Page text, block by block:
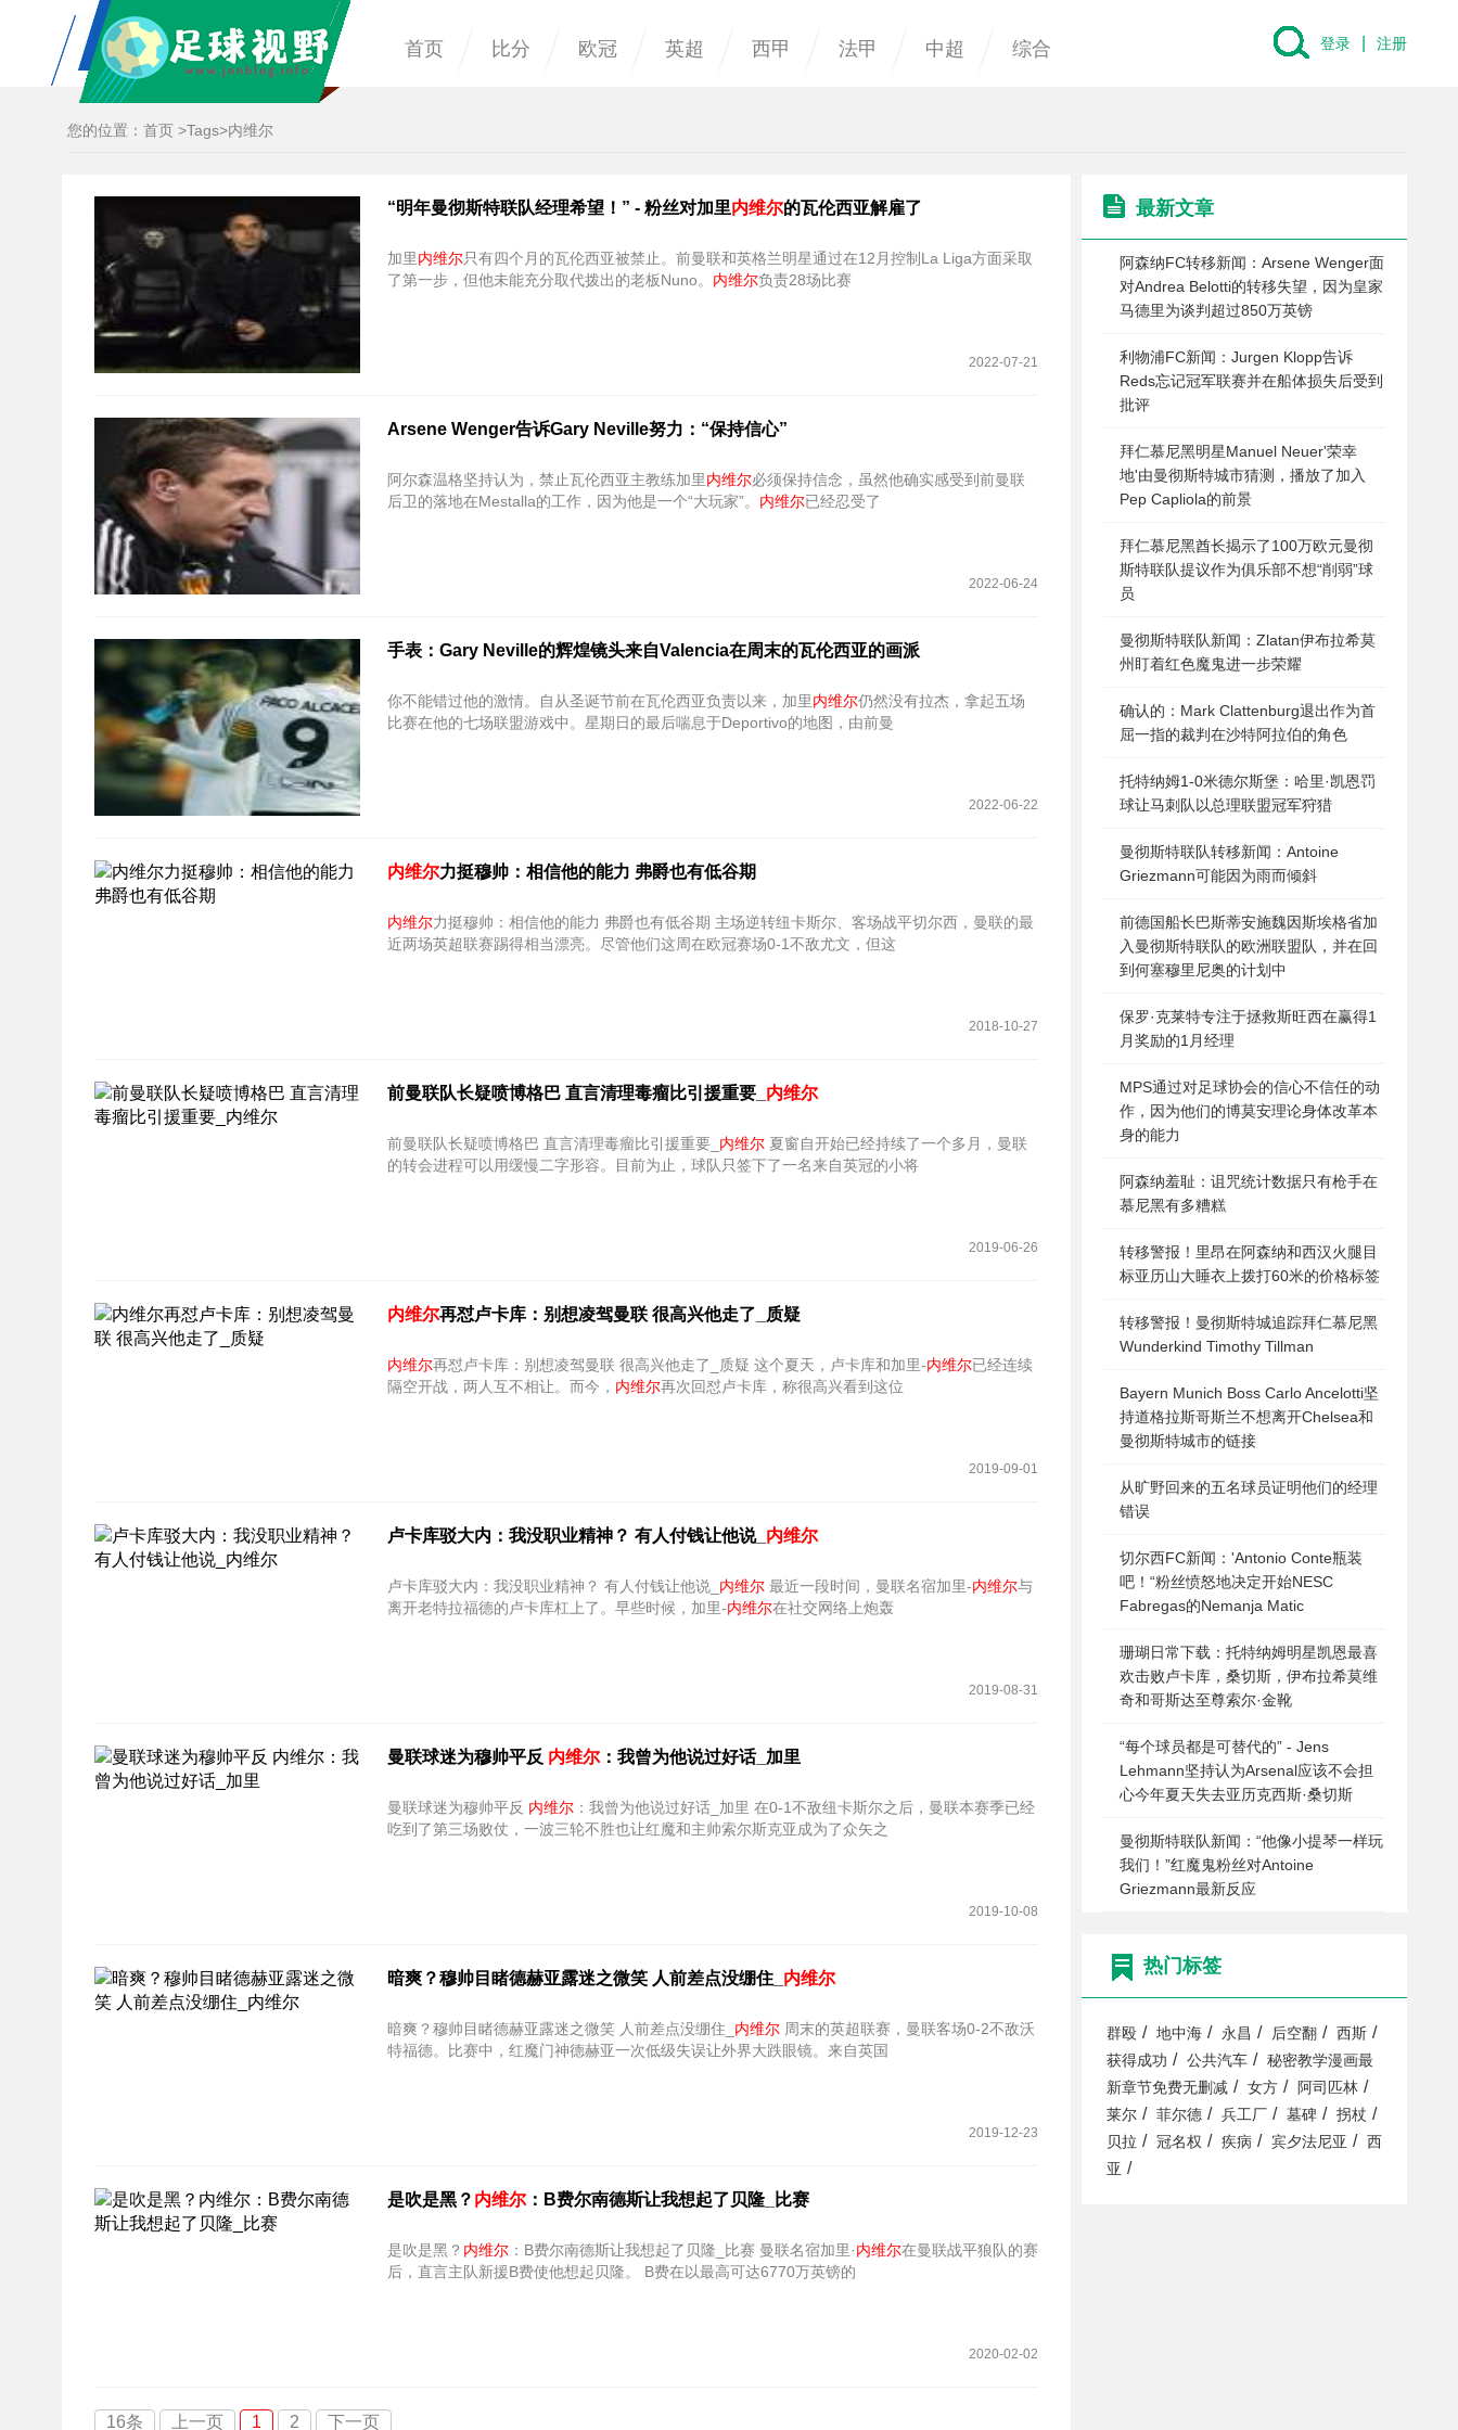
首页 比分 欧冠 英超 西甲 法甲 中超 综合 登录 注册
您的位置： 首页 >Tags>内维尔
“明年曼彻斯特联队经理希望！” - 粉丝对加里内维尔的瓦伦西亚解雇了
加里内维尔只有四个月的瓦伦西亚被禁止。前曼联和英格兰明星通过在12月控制La Liga方面采取
了第一步，但他未能充分取代拨出的老板Nuno。 内维尔负责28场比赛
2022-07-21
Arsene Wenger告诉Gary Neville努力：“保持信心”
阿尔森温格坚持认为，禁止瓦伦西亚主教练加里内维尔必须保持信念，虽然他确实感受到前曼联
后卫的落地在Mestalla的工作，因为他是一个“大玩家”。 内维尔已经忍受了
2022-06-24
手表：Gary Neville的辉煌镜头来自Valencia在周末的瓦伦西亚的画派
你不能错过他的激情。自从圣诞节前在瓦伦西亚负责以来，加里内维尔仍然没有拉杰，拿起五场
比赛在他的七场联盟游戏中。星期日的最后喘息于Deportivo的地图，由前曼
2022-06-22
内维尔力挺穆帅：相信他的能力 弗爵也有低谷期
内维尔力挺穆帅：相信他的能力 弗爵也有低谷期 主场逆转纽卡斯尔、客场战平切尔西，曼联的最
近两场英超联赛踢得相当漂亮。尽管他们这周在欧冠赛场0-1不敌尤文，但这
2018-10-27
前曼联队长疑喷博格巴 直言清理毒瘤比引援重要_ 内维尔
前曼联队长疑喷博格巴 直言清理毒瘤比引援重要_ 内维尔
的转会进程可以用缓慢二字形容。目前为止，球队只签下了一名来自英冠的小将
2019-06-26
内维尔再怼卢卡库：别想凌驾曼联 很高兴他走了_质疑
内维尔 再怼卢卡库：别想凌驾曼联 很高兴他走了_质疑 这个夏天，卢卡库和加里-内维尔已经连续
隔空开战，两人互不相让。而今， 内维尔再次回怼卢卡库，称很高兴看到这位
2019-09-01
卢卡库驳大内：我没职业精神？ 有人付钱让他说_ 内维尔
卢卡库驳大内：我没职业精神？ 有人付钱让他说_ 内维尔 最近一段时间，曼联名宿加里-内维尔与
离开老特拉福德的卢卡库杠上了。早些时候，加里-内维尔在社交网络上炮轰
2019-08-31
曼联球迷为穆帅平反 内维尔 ：我曾为他说过好话_加里
曼联球迷为穆帅平反 内维尔 ：我曾为他说过好话_加里 在0-1不敌纽卡斯尔之后，曼联本赛季已经
吃到了第三场败仗，一波三轮不胜也让红魔和主帅索尔斯克亚成为了众矢之
2019-10-08
暗爽？穆帅目睹德赫亚露迷之微笑 人前差点没绷住_ 内维尔
暗爽？穆帅目睹德赫亚露迷之微笑 人前差点没绷住_ 内维尔
特福德。比赛中，红魔门神德赫亚一次低级失误让外界大跌眼镜。来自英国
2019-12-23
是吹是黑？ 内维尔 ：B费尔南德斯让我想起了贝隆_比赛
是吹是黑？ 内维尔 ：B费尔南德斯让我想起了贝隆_比赛 曼联名宿加里·内维尔在曼联战平狼队的赛
后，直言主队新援B费使他想起贝隆。 B费在以最高可达6770万英镑的
2020-02-02
16条 上一页 1 2 下一页
最新文章
阿森纳FC转移新闻：Arsene Wenger面
对Andrea Belotti的转移失望，因为皇家
马德里为谈判超过850万英镑
利物浦FC新闻：Jurgen Klopp告诉
Reds忘记冠军联赛并在船体损失后受到
批评
拜仁慕尼黑明星Manuel Neuer'荣幸
地'由曼彻斯特城市猜测，播放了加入
Pep Capliola的前景
拜仁慕尼黑酋长揭示了100万欧元曼彻
斯特联队提议作为俱乐部不想“削弱”球
员
曼彻斯特联队新闻：Zlatan伊布拉希莫
州盯着红色魔鬼进一步荣耀
确认的：Mark Clattenburg退出作为首
屈一指的裁判在沙特阿拉伯的角色
托特纳姆1-0米德尔斯堡：哈里·凯恩罚
球让马刺队以总理联盟冠军狩猎
曼彻斯特联队转移新闻：Antoine
Griezmann可能因为雨而倾斜
前德国船长巴斯蒂安施魏因斯埃格省加
入曼彻斯特联队的欧洲联盟队，并在回
到何塞穆里尼奥的计划中
保罗·克莱特专注于拯救斯旺西在赢得1
月奖励的1月经理
MPS通过对足球协会的信心不信任的动
作，因为他们的博莫安理论身体改革本
身的能力
阿森纳羞耻：诅咒统计数据只有枪手在
慕尼黑有多糟糕
转移警报！里昂在阿森纳和西汉火腿目
标亚历山大睡衣上拨打60米的价格标签
转移警报！曼彻斯特城追踪拜仁慕尼黑
Wunderkind Timothy Tillman
Bayern Munich Boss Carlo Ancelotti坚
持道格拉斯哥斯兰不想离开Chelsea和
曼彻斯特城市的链接
从旷野回来的五名球员证明他们的经理
错误
切尔西FC新闻：'Antonio Conte瓶装
吧！“粉丝愤怒地决定开始NESC
Fabregas的Nemanja Matic
珊瑚日常下载：托特纳姆明星凯恩最喜
欢击败卢卡库，桑切斯，伊布拉希莫维
奇和哥斯达至尊索尔·金靴
“每个球员都是可替代的” - Jens
Lehmann坚持认为Arsenal应该不会担
心今年夏天失去亚历克西斯·桑切斯
曼彻斯特联队新闻：“他像小提琴一样玩
我们！”红魔鬼粉丝对Antoine
Griezmann最新反应
热门标签
群殴 / 地中海 / 永昌 / 后空翻 / 西斯 /
获得成功 / 公共汽车 /
秘密教学漫画最
新章节免费无删减 / 女方 / 阿司匹林 /
莱尔 / 菲尔德 / 兵工厂 / 墓碑 / 拐杖 /
贝拉 / 冠名权 / 疾病 / 宾夕法尼亚 /
西
亚 /